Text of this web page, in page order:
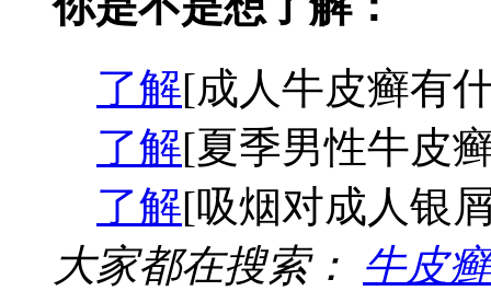
了解[成人牛皮癣有
了解[夏季男性牛皮
了解[吸烟对成人银
大家都在搜索： 牛皮